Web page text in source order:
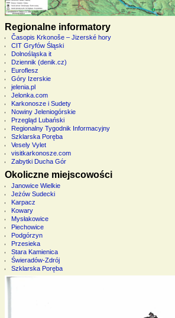
Regionalne informatory
Časopis Krkonoše – Jizerské hory
CIT Gryfów Śląski
Dolnośląska it
Dziennik (denik.cz)
Euroflesz
Góry Izerskie
jelenia.pl
Jelonka.com
Karkonosze i Sudety
Nowiny Jeleniogórskie
Przegląd Lubański
Regionalny Tygodnik Informacyjny
Szklarska Poręba
Vesely Vylet
visitkarkonosze.com
Zabytki Ducha Gór
Okoliczne miejscowości
Janowice Wielkie
Jeżów Sudecki
Karpacz
Kowary
Mysłakowice
Piechowice
Podgórzyn
Przesieka
Stara Kamienica
Świeradów-Zdrój
Szklarska Poręba